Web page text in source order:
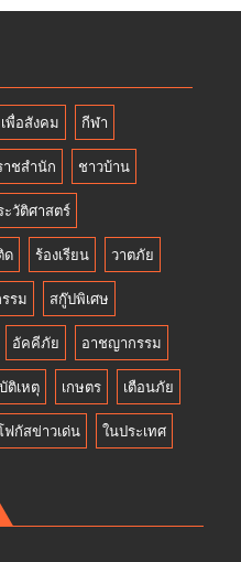
พื่อสังคม กีฬา
าชสำนัก ชาวบ้าน
ะวัติศาสตร์
ด ร้องเรียน วาตภัย
รม สกู๊ปพิเศษ
อัคคีภัย อาชญากรรม
ติเหตุ เกษตร เตือนภัย
ฟกัสข่าวเด่น ในประเทศ